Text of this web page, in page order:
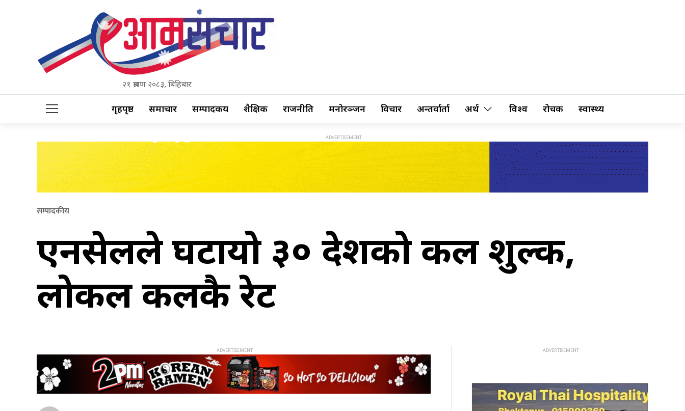
२१ श्रावण २०८३, बिहिबार
गृहपृष्ठ समाचार सम्पादकीय शैक्षिक राजनीति मनोरञ्जन विचार अन्तर्वार्ता अर्थ विश्व रोचक स्वास्थ्य
सम्पादकीय
एनसेलले घटायो ३० देशको कल शुल्क,
लोकल कलकै रेट